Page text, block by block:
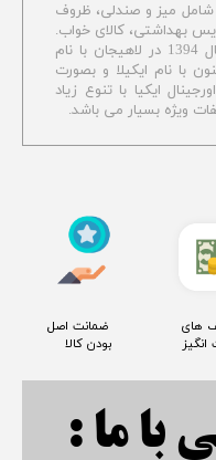
شامل میز و صندلی، ظروف
بهداشتی، کالای خواب.
ارسال به سراسر ایران .این فروشگاه در سال 1394 در لاهیجان با نام
با نام ایکیلا و بصورت
ایکیا با تنوع زیاد
ویژه بسیار می باشد.
با ما :
های
​ ضمانت اصل
بودن کالا